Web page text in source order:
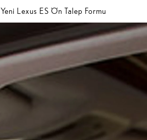
Yeni Lexus ES Ön Talep Formu